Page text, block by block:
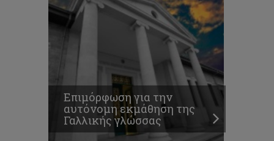
Επιμόρφωση για την
αυτόνομη εκμάθηση της
Γαλλικής γλώσσας
Το
Κέντρο
του
ΤΕΠΑΚ
γιορτάζει
και
φέτος
τον
μήνα
Γαλλοφωνίας